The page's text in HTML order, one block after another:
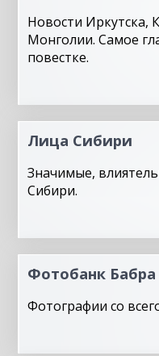
Новости Иркутска,
Монголии. Самое
повестке.
Лица Сибири
Значимые,
Сибири.
Фотобанк Бабра
Фотографии со